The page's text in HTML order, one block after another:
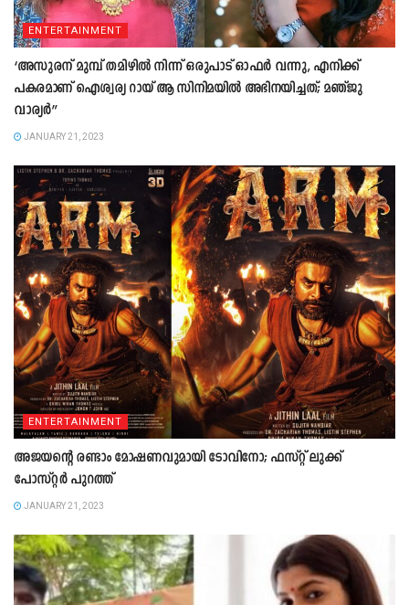
ENTERTAINMENT
‘അസുരന് മുമ്പ് തമിഴില്‍ നിന്ന് ഒരുപാട് ഓഫര്‍ വന്നു, എനിക്ക്
പകരമാണ് ഐശ്വര്യ റായ് ആ സിനിമയിൽ അഭിനയിച്ചത്; മഞ്ജു
വാര്യര്‍”
JANUARY 21, 2023
ENTERTAINMENT
അജയന്റെ രണ്ടാം മോഷണവുമായി ടോവിനോ; ഫസ്റ്റ് ലുക്ക്
പോസ്റ്റർ പുറത്ത്
JANUARY 21, 2023